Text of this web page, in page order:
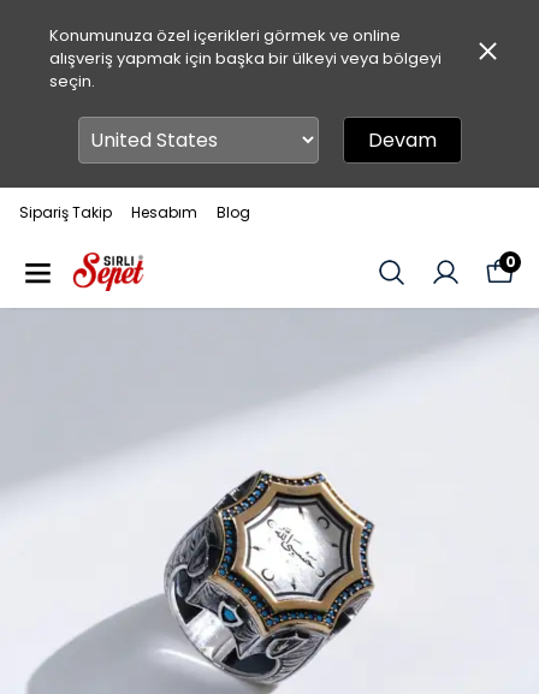
Konumunuza özel içerikleri görmek ve online
alışveriş yapmak için başka bir ülkeyi veya bölgeyi
seçin.
Devam
Sipariş Takip Hesabım Blog
0